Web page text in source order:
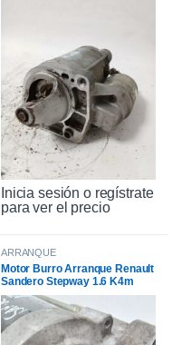
Inicia sesión o regístrate
para ver el precio
ARRANQUE
Motor Burro Arranque Renault
Sandero Stepway 1.6 K4m